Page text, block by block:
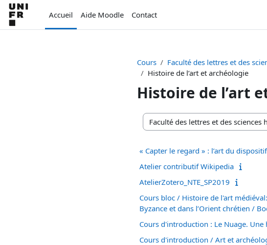
Passer au contenu principal
Accueil
Aide Moodle Contact
Cours Faculté des lettres et des
Histoire de l’art et archéologie
Histoire de l’art
Catégories de cours
« Capter le regard » : l’art du
Atelier contributif Wikipedia
AtelierZotero_NTE_SP2019
Cours bloc / Histoire de l'art
Byzance et dans l’Orient chrétien /
Cours d'introduction : Le Nuage.
Cours d'introduction / Art et